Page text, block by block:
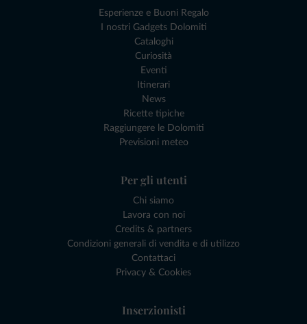
Esperienze e Buoni Regalo
I nostri Gadgets Dolomiti
Cataloghi
Curiosità
Eventi
Itinerari
News
Ricette tipiche
Raggiungere le Dolomiti
Previsioni meteo
Per gli utenti
Chi siamo
Lavora con noi
Credits & partners
Condizioni generali di vendita e di utilizzo
Contattaci
Privacy & Cookies
Inserzionisti